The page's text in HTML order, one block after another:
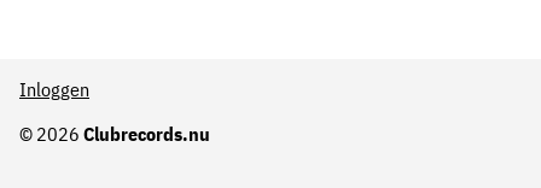
© 2026 Clubrecords.nu
Inloggen